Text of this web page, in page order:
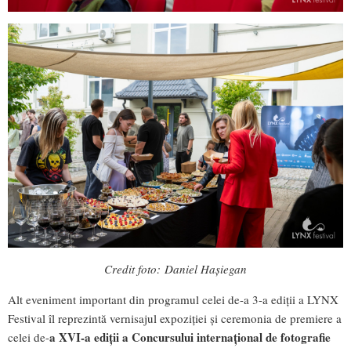
Credit foto: Daniel Hașiegan
Alt eveniment important din programul celei de-a 3-a ediții a LYNX
Festival îl reprezintă vernisajul expoziției și ceremonia de premiere a
celei de-a XVI-a ediții a Concursului internațional de fotografie